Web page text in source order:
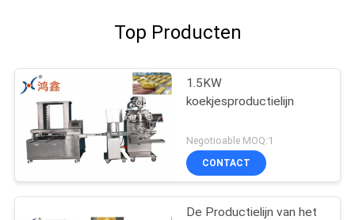
Top Producten
1.5KW
koekjesproductielijn
Negotioable MOQ:1
CONTACT
De Productielijn van het